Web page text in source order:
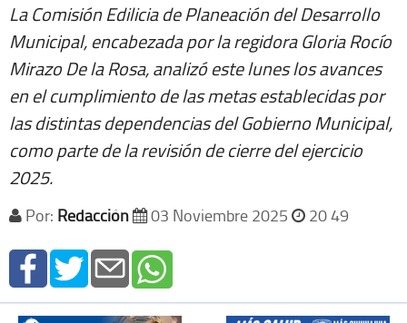
La Comisión Edilicia de Planeación del Desarrollo
Municipal, encabezada por la regidora Gloria Rocío
Mirazo De la Rosa, analizó este lunes los avances
en el cumplimiento de las metas establecidas por
las distintas dependencias del Gobierno Municipal,
como parte de la revisión de cierre del ejercicio
2025.
Por: Redacción 03 Noviembre 2025 20 49